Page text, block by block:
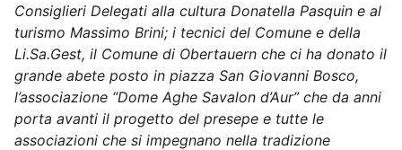
Consiglieri Delegati alla cultura Donatella Pasquin e al
turismo Massimo Brini; i tecnici del Comune e della
Li.Sa.Gest, il Comune di Obertauern che ci ha donato il
grande abete posto in piazza San Giovanni Bosco,
l’associazione “Dome Aghe Savalon d’Aur” che da anni
porta avanti il progetto del presepe e tutte le
associazioni che si impegnano nella tradizione